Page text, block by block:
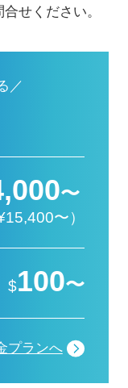
せください。
／
〜
〜）
$100〜
プランへ